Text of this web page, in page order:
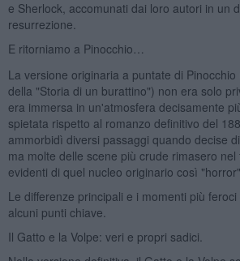
e Sherlock, accomunati dai loro autori in un
resurrezione.
E ritorniamo a Pinocchio…
La versione originaria a puntate di
della "Storia di un burattino") non era solo
era immersa in un'atmosfera decisamente
spietata rispetto al romanzo definitivo del
ammorbidì diversi passaggi quando decise
ma molte delle scene più crude rimasero
evidenti di quel nucleo originario così "horror".
Le differenze principali e i momenti più
alcuni punti chiave.
Il Gatto e la Volpe: veri e propri sadici.